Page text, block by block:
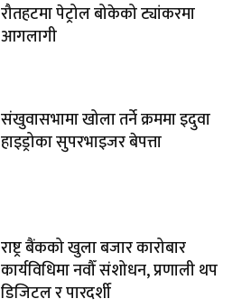
रौतहटमा पेट्रोल बोकेको ट्यांकरमा
आगलागी
संखुवासभामा खोला तर्ने क्रममा इदुवा
हाइड्रोका सुपरभाइजर बेपत्ता
राष्ट्र बैंकको खुला बजार कारोबार
कार्यविधिमा नवौँ संशोधन, प्रणाली थप
डिजिटल र पारदर्शी